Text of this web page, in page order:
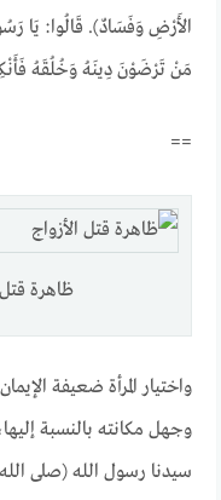
الأَرْضِ وَفَسَادٌ). قَالُوا: يَا
مَنْ تَرْضَوْنَ دِينَهُ وَخُلُقَهُ
==
ظاهرة قتل
واختيار المرأة ضعيفة
وجهل مكانته بالنسبة
سيدنا رسول الله (صلى